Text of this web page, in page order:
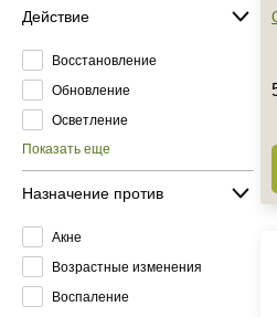
Действие
Восстановление
Обновление
Осветление
Показать еще
Назначение против
Акне
Возрастные изменения
Воспаление